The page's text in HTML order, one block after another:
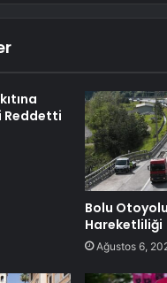
Reddetti
Bolu
Hareketliliği
Ağustos 6,